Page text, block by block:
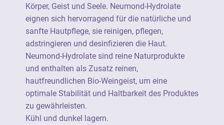
www.neumond.de
Körper, Geist und Seele. Neumond-Hydrolate
eignen sich hervorragend für die natürliche und
sanfte Hautpflege, sie reinigen, pflegen,
adstringieren und desinfizieren die Haut.
Neumond-Hydrolate sind reine Naturprodukte
und enthalten als Zusatz reinen,
hautfreundlichen Bio-Weingeist, um eine
optimale Stabilität und Haltbarkeit des Produktes
zu gewährleisten.
Kühl und dunkel lagern.